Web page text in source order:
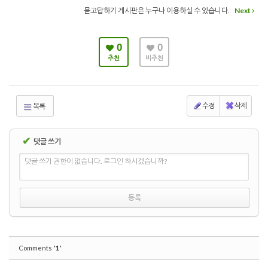
묻고답하기 게시판은 누구나 이용하실 수 있습니다.
Next
0
추천
0
비추천
목록 수정 삭제
✔ 댓글 쓰기
댓글 쓰기 권한이 없습니다. 로그인 하시겠습니까?
Comments '1'